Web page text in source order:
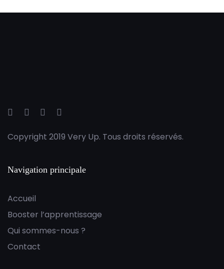
Copyright 2019 Very Up. Tous droits réservés.
Navigation principale
Accueil
Booster l’apprentissage
Qui sommes-nous ?
Contact